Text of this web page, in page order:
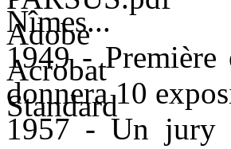
Nîmes...
1949 -
donnera 10
1957 - Un jury